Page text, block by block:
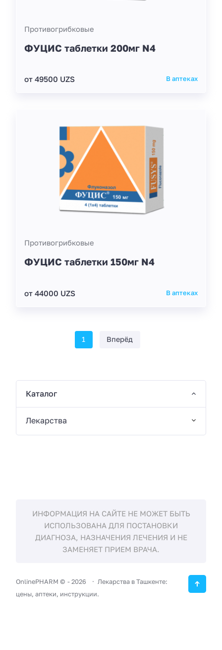
Противогрибковые
ФУЦИС таблетки 200мг N4
от 49500 UZS В аптеках
Противогрибковые
ФУЦИС таблетки 150мг N4
от 44000 UZS В аптеках
1 Вперёд
Каталог
Лекарства
ИНФОРМАЦИЯ НА САЙТЕ НЕ МОЖЕТ БЫТЬ
ИСПОЛЬЗОВАНА ДЛЯ ПОСТАНОВКИ
ДИАГНОЗА, НАЗНАЧЕНИЯ ЛЕЧЕНИЯ И НЕ
ЗАМЕНЯЕТ ПРИЕМ ВРАЧА.
OnlinePHARM © -2026
Лекарства в Ташкенте:
цены, аптеки, инструкции.